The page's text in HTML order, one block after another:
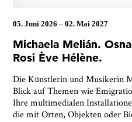
05. Juni 2026 –02. Mai 2027
Michaela Melián.
Rosi Ève Hélène.
Die Künstlerin und Musikerin
Blick auf Themen wie
Ihre multimedialen
die mit Orten, Objekten oder